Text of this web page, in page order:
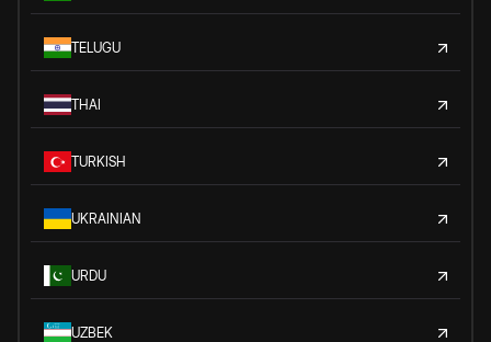
TELUGU
THAI
TURKISH
UKRAINIAN
URDU
UZBEK